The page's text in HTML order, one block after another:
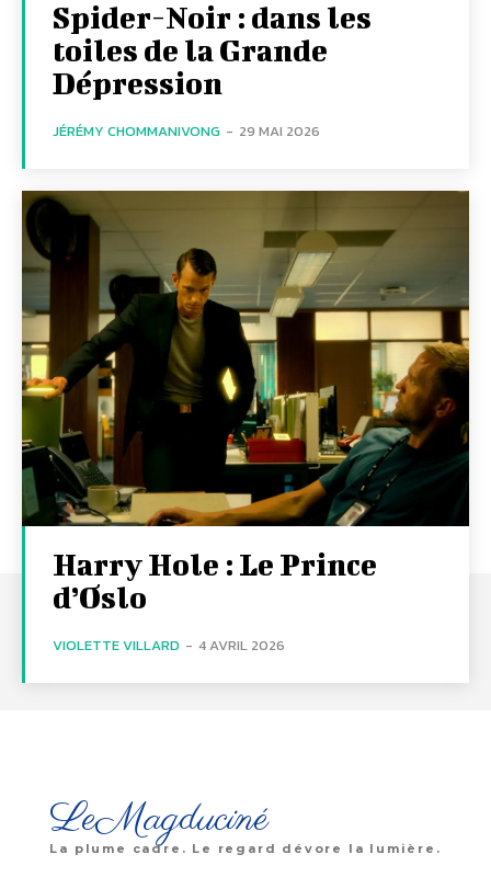
Spider-Noir : dans les
toiles de la Grande
Dépression
JÉRÉMY CHOMMANIVONG - 29 MAI 2026
Harry Hole : Le Prince
d’Oslo
VIOLETTE VILLARD - 4 AVRIL 2026
LeMagduciné
La plume cadre. Le regard dévore la lumière.